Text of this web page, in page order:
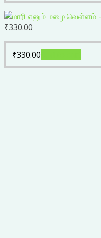
₹330.00
₹330.00